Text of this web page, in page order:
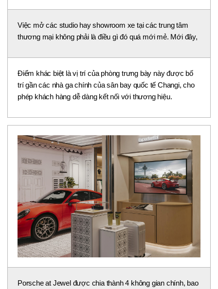
Việc mở các studio hay showroom xe tại các trung tâm
thương mại không phải là điều gì đó quá mới mẻ. Mới đây,
Điểm khác biệt là vị trí của phòng trưng bày này được bố
trí gần các nhà ga chính của sân bay quốc tế Changi, cho
phép khách hàng dễ dàng kết nối với thương hiệu.
Porsche at Jewel được chia thành 4 không gian chính, bao